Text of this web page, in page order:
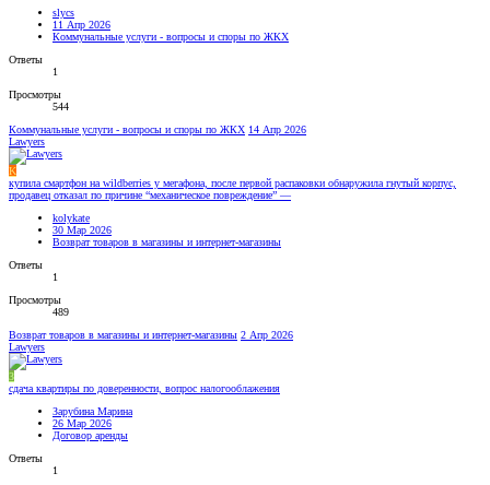
slycs
11 Апр 2026
Коммунальные услуги - вопросы и споры по ЖКХ
Ответы
1
Просмотры
544
Коммунальные услуги - вопросы и споры по ЖКХ 14 Апр 2026
Lawyers
K
купила смартфон на wildberries у мегафона, после первой распаковки обнаружила гнутый корпус,
продавец отказал по причине “механическое повреждение” —
kolykate
30 Мар 2026
Возврат товаров в магазины и интернет-магазины
Ответы
1
Просмотры
489
Возврат товаров в магазины и интернет-магазины 2 Апр 2026
Lawyers
З
сдача квартиры по доверенности, вопрос налогооблажения
Зарубина Марина
26 Мар 2026
Договор аренды
Ответы
1